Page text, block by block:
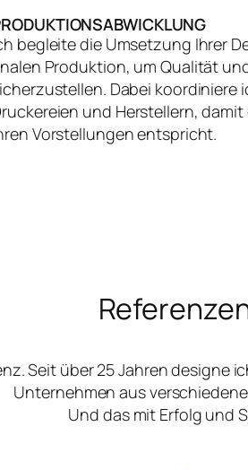
begleite die Umsetzung Ihrer
Produktion, um Qualität
Dabei koordiniere
und Herstellern, damit
Vorstellungen entspricht.
Seit über 25 Jahren
Unternehmen aus
Und das mit Erfolg und